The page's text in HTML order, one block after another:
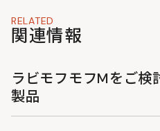
RELATED
関連情報
ラビモフモフMをご検
製品